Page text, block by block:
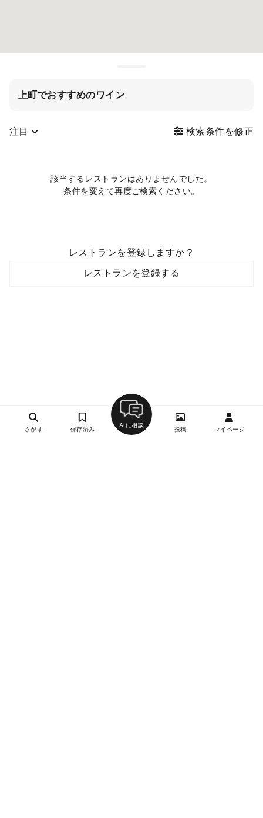
上町でおすすめのワイン
注目 検索条件を修正
該当するレストランはありませんでした。
条件を変えて再度ご検索ください。
レストランを登録しますか？
レストランを登録する
さがす 保存済み
AIに相談
投稿 マイページ